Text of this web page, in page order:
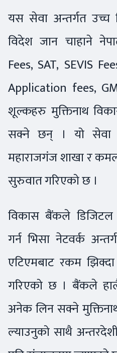
यस सेवा अन्तर्गत उच्च
विदेश जान चाहाने
Fees, SAT, SEVIS
Application fees,
शूल्कहरु मुक्तिनाथ
सक्ने छन् । यो सेवा
महाराजगंज शाखा र
सुरुवात गरिएको छ ।
विकास बैंकले डिजिटल
गर्न भिसा नेटवर्क
एटिएमबाट रकम
गरिएको छ । बैंकले
अनेक लिन सक्ने
ल्याउनुको साथै